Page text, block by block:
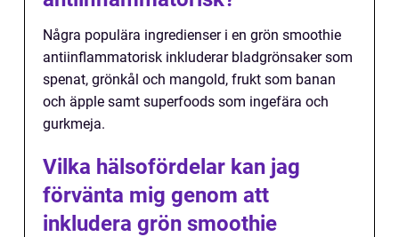
Några populära ingredienser i en grön smoothie
antiinflammatorisk inkluderar bladgrönsaker som
spenat, grönkål och mangold, frukt som banan
och äpple samt superfoods som ingefära och
gurkmeja.
Vilka hälsofördelar kan jag
förvänta mig genom att
inkludera grön smoothie